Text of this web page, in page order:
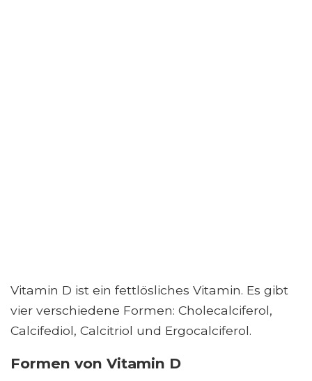
Vitamin D ist ein fettlösliches Vitamin. Es gibt
vier verschiedene Formen: Cholecalciferol,
Calcifediol, Calcitriol und Ergocalciferol.
Formen von Vitamin D